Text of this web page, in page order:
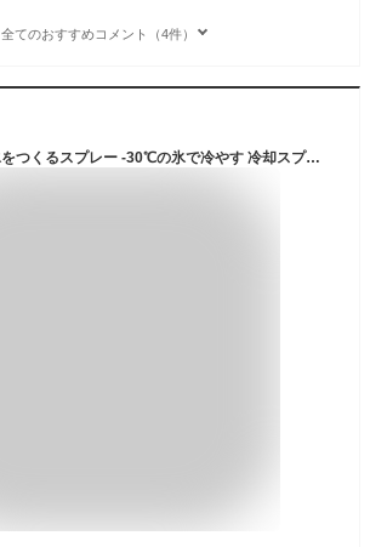
全てのおすすめコメント（4件）
熱中対策 タオルに氷をつくるスプレー -30℃の氷で冷やす 冷却スプレー 1個 小林製薬